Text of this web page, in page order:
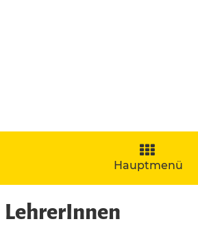
Navigation
aufklappen
Hauptmenü
LehrerInnen